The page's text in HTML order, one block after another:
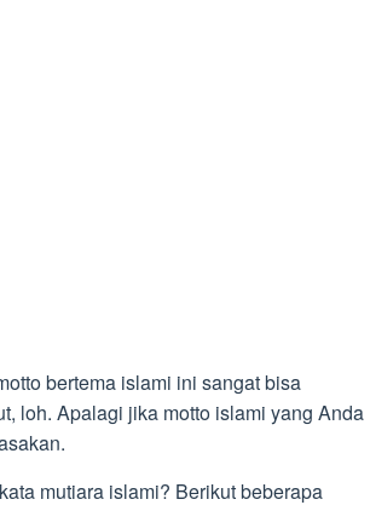
bertema islami ini sangat bisa
loh. Apalagi jika motto islami yang Anda
mutiara islami? Berikut beberapa